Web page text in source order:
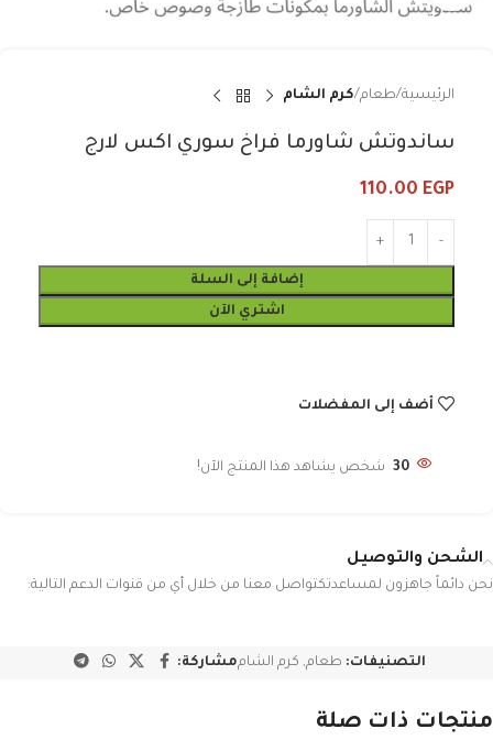
الرئيسية طعام كرم الشام
ساندوتش شاورما فراخ سوري اكس لارج
110.00 EGP
إضافة إلى السلة
اشتري الآن
أضف إلى المفضلات
30 شخص يشاهد هذا المنتج الآن!
الشحن والتوصيل
نحن دائماً جاهزون لمساعدتكتواصل معنا من خلال أي من قنوات الدعم التالية:
التصنيفات: طعام, كرم الشاممشاركة:
منتجات ذات صلة